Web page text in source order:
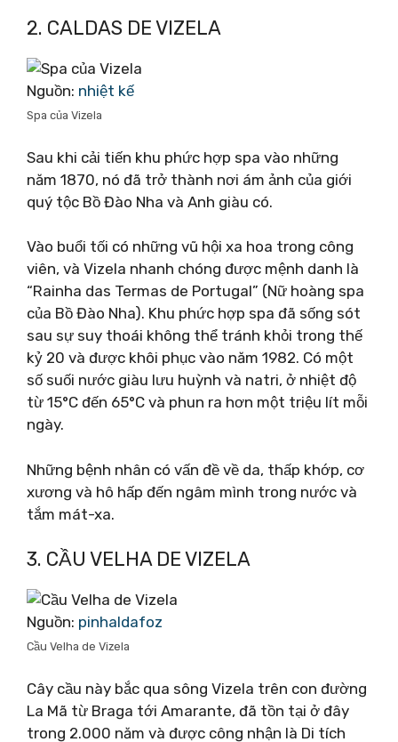
2. CALDAS DE VIZELA
Nguồn: nhiệt kế
Spa của Vizela
Sau khi cải tiến khu phức hợp spa vào những
năm 1870, nó đã trở thành nơi ám ảnh của giới
quý tộc Bồ Đào Nha và Anh giàu có.
Vào buổi tối có những vũ hội xa hoa trong công
viên, và Vizela nhanh chóng được mệnh danh là
“Rainha das Termas de Portugal” (Nữ hoàng spa
của Bồ Đào Nha). Khu phức hợp spa đã sống sót
sau sự suy thoái không thể tránh khỏi trong thế
kỷ 20 và được khôi phục vào năm 1982. Có một
số suối nước giàu lưu huỳnh và natri, ở nhiệt độ
từ 15°C đến 65°C và phun ra hơn một triệu lít mỗi
ngày.
Những bệnh nhân có vấn đề về da, thấp khớp, cơ
xương và hô hấp đến ngâm mình trong nước và
tắm mát-xa.
3. CẦU VELHA DE VIZELA
Nguồn: pinhaldafoz
Cầu Velha de Vizela
Cây cầu này bắc qua sông Vizela trên con đường
La Mã từ Braga tới Amarante, đã tồn tại ở đây
trong 2.000 năm và được công nhận là Di tích